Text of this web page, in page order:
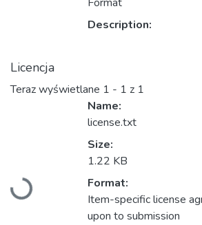
Description:
Licencja
Teraz wyświetlane 1 - 1 z 1
Ładowanie...
Name:
license.txt
Size:
1.22 KB
Format:
Item-specific license
upon to submission